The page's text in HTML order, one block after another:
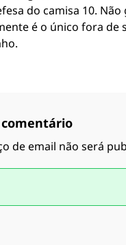
do camisa 10. Não
é o único fora de
comentário
de email não será